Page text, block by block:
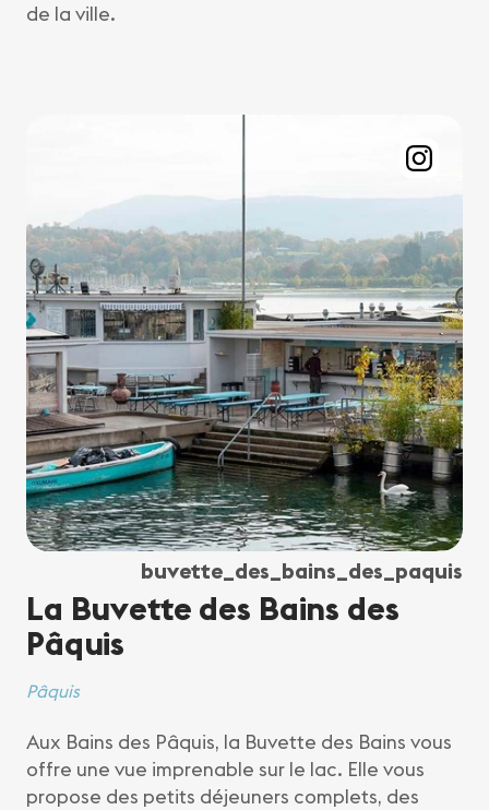
de la ville.
buvette_des_bains_des_paquis
La Buvette des Bains des
Pâquis
Pâquis
Aux Bains des Pâquis, la Buvette des Bains vous
offre une vue imprenable sur le lac. Elle vous
propose des petits déjeuners complets, des